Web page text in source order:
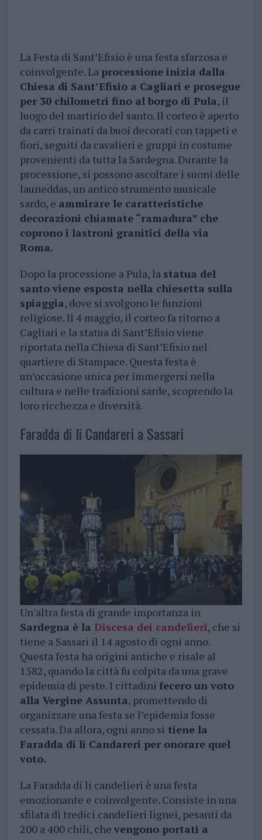
La Festa di Sant’Efisio è una festa sfarzosa e
coinvolgente. La processione inizia dalla
Chiesa di Sant’Efisio a Cagliari e prosegue
per 30 chilometri fino al borgo di Pula, il
luogo del martirio del santo. Il corteo è aperto
da carri trainati da buoi decorati con tappeti e
fiori, seguiti da cavalieri e gruppi in costume
provenienti da tutta la Sardegna. Durante la
processione, si possono ascoltare i suoni delle
launeddas, un antico strumento musicale
sardo, e ammirare le caratteristiche
decorazioni chiamate “ramadura” che
coprono i lastroni granitici della via
Roma.
Dopo la processione a Pula, la statua del
santo viene esposta nella chiesetta sulla
spiaggia, dove si svolgono le funzioni
religiose. Il 4 maggio, il corteo fa ritorno a
Cagliari e la statua di Sant’Efisio viene
riportata nella Chiesa di Sant’Efisio nel
quartiere di Stampace. Questa festa è
un’occasione unica per immergersi nella
cultura e nelle tradizioni sarde, scoprendo la
loro ricchezza e diversità.
Faradda di li Candareri a Sassari
Un’altra festa di grande importanza in
Sardegna è la Discesa dei candelieri, che si
tiene a Sassari il 14 agosto di ogni anno.
Questa festa ha origini antiche e risale al
1582, quando la città fu colpita da una grave
epidemia di peste. I cittadini fecero un voto
alla Vergine Assunta, promettendo di
organizzare una festa se l’epidemia fosse
cessata. Da allora, ogni anno si tiene la
Faradda di li Candareri per onorare quel
voto.
La Faradda di li candelieri è una festa
emozionante e coinvolgente. Consiste in una
sfilata di tredici candelieri lignei, pesanti da
200 a 400 chili, che vengono portati a